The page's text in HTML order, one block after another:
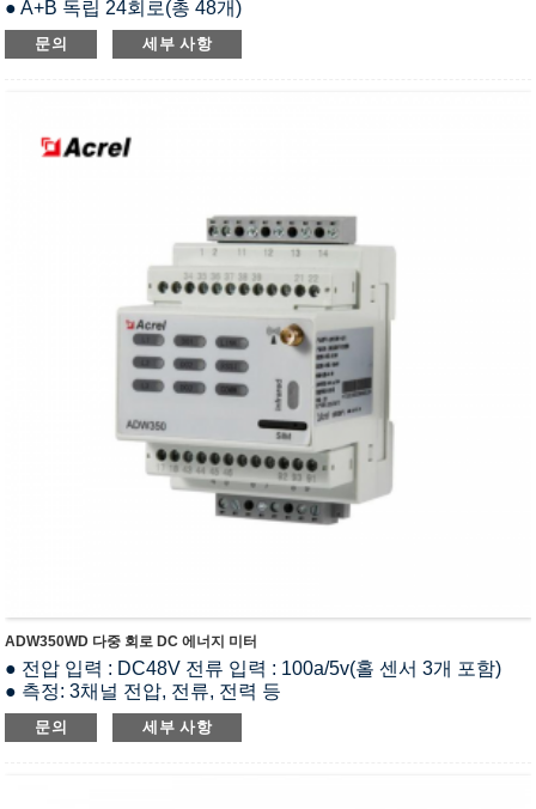
● A+B 독립 24회로(총 48개)
● U, I, P, Q, S, PF, kWh, kvarh
● 2~31번째 고조파
문의 세부 사항
ADW350WD 다중 회로 DC 에너지 미터
● 전압 입력 : DC48V 전류 입력 : 100a/5v(홀 센서 3개 포함)
● 측정: 3채널 전압, 전류, 전력 등
● 통신 : RS485, 4G, NB
● 정확도: 1.0등급
문의 세부 사항